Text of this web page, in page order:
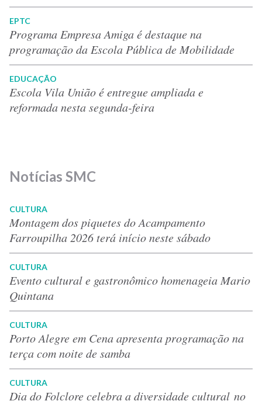
EPTC
Programa Empresa Amiga é destaque na
programação da Escola Pública de Mobilidade
EDUCAÇÃO
Escola Vila União é entregue ampliada e
reformada nesta segunda-feira
Notícias SMC
CULTURA
Montagem dos piquetes do Acampamento
Farroupilha 2026 terá início neste sábado
CULTURA
Evento cultural e gastronômico homenageia Mario
Quintana
CULTURA
Porto Alegre em Cena apresenta programação na
terça com noite de samba
CULTURA
Dia do Folclore celebra a diversidade cultural no